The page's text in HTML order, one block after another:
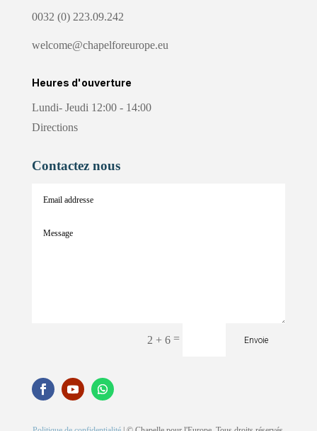
0032 (0) 223.09.242
welcome@chapelforeurope.eu
Heures d'ouverture
Lundi- Jeudi 12:00 - 14:00
Directions
Contactez nous
2 + 6= Envoie